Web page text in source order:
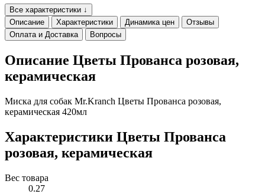
Все характеристики ↓
Описание
Характеристики Динамика цен
Отзывы
Оплата и Доставка
Вопросы
Описание Цветы Прованса розовая,
керамическая
Миска для собак Mr.Kranch Цветы Прованса розовая,
керамическая 420мл
Характеристики Цветы Прованса
розовая, керамическая
Вес товара
0.27